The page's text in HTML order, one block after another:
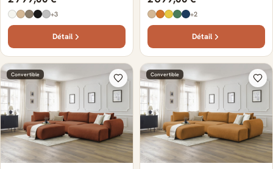
+3
Détail
+2
Détail
Convertible Convertible